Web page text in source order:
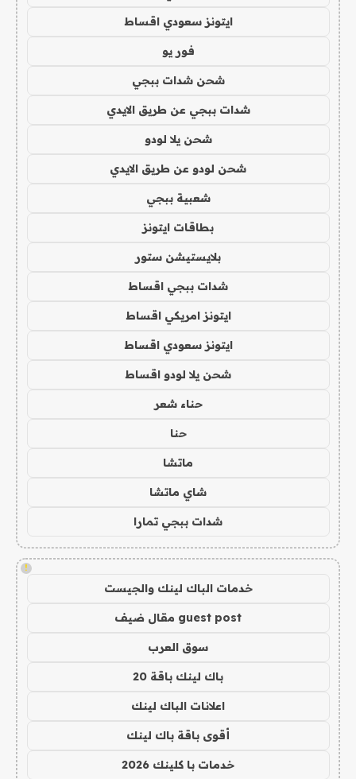
ايتونز سعودي اقساط
فور يو
شحن شدات ببجي
شدات ببجي عن طريق الايدي
شحن يلا لودو
شحن لودو عن طريق الايدي
شعبية ببجي
بطاقات ايتونز
بلايستيشن ستور
شدات ببجي اقساط
ايتونز امريكي اقساط
ايتونز سعودي اقساط
شحن يلا لودو اقساط
حناء شعر
حنا
ماتشا
شاي ماتشا
شدات ببجي تمارا
!
خدمات الباك لينك والجيست
guest post مقال ضيف
سوق العرب
باك لينك باقة 20
اعلانات الباك لينك
أقوى باقة باك لينك
خدمات با كلينك 2026